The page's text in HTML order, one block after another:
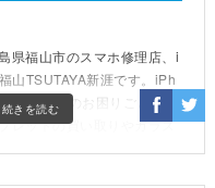
続きを読む
県福山市のスマホ修理店、i
山TSUTAYA新涯です。iPh
、スマホのお困りごと解
レットの買い取りやガラス